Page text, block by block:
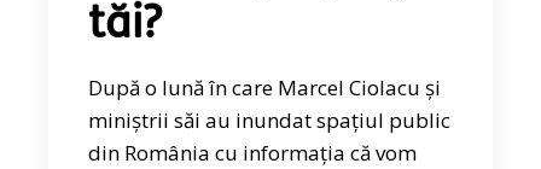
tăi?
După o lună în care Marcel Ciolacu și
miniștrii săi au inundat spațiul public
din România cu informația că vom